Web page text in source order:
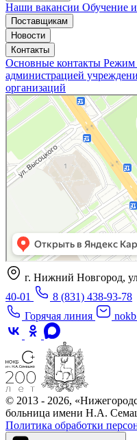
Наши вакансии Обучение и
Поставщикам
Новости
Контакты
Основные контакты Режим
администрацией
организаций
«Нижегородская областная
Отделение больницы, госпиталя в
Больница для взрослых в Нижнем
г. Нижний Новгород,
40-01
8 (831) 438-93-78
Горячая линия
© 2013 - 2026,
больница имени Н.А.
Политика обработки